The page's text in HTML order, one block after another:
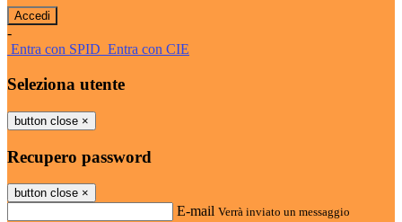
-
Entra con SPID Entra con CIE
Seleziona utente
button close ×
Recupero password
button close ×
E-mail Verrà inviato un messaggio